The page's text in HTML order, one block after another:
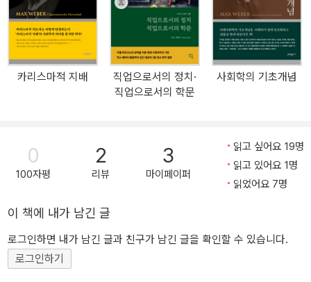
n, Voraussetzungen und Entfaltung derburokratischen Herrsch
aft)〉을 번역한 것이다. 베버의 관료제 이론에 대한 보충적인 이해를
돕기 위해 두 개의 글을 부록으로 실었다. 하나는 《경제와 사회》 제1
부 3장 〈지배의 유형〉의 2절 〈관료제의 행정 직원을 갖춘 합법적 지배
(Die legaleHerrschaft mit burokratischem Verwaltungsstab)〉이
며, 다른 하나는 막스 베버가 1918년 오스트리아 장교들에게 한 강연
을 정당화하는 근거에 따라서 지배를 합법적 지배, 전통적 지배, 카리
스마적 지배로 구분하였다. 합법적 지배는 규칙(법)이 형식상 올바른
절차를 통해서 제정되었기 때문에 정당하며, 그 규칙에 따라 지명된
지도자의 지배는 정당성을 갖는다는 믿음에 근거하고 있는데, 관료제
에 따라 체계화된 조직이다. 관료는 위계질서 속에서 비인격적인 규
칙에 따라 행동하며, 그의 업무와 권한은 엄격하게 한정되어 있다. 베
카리스마적 지배
직업으로서의 정치·
직업으로서의 학문
사회학의 기초개념
0
100자평
2
리뷰
3
마이페이퍼
읽고 싶어요 19명
읽고 있어요 1명
읽었어요 7명
이 책에 내가 남긴 글
로그인하면 내가 남긴 글과 친구가 남긴 글을 확인할 수 있습니다.
로그인하기